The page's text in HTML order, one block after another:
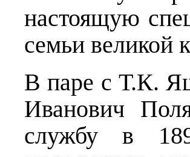
настоящую
семьи великой
В паре с Т.К.
Иванович
службу в